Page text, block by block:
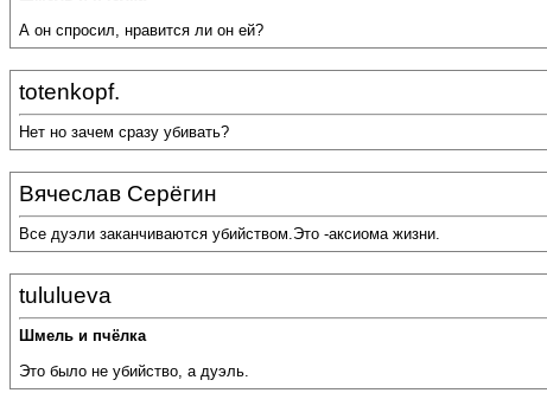
А он спросил, нравится ли он ей?
totenkopf.
Нет но зачем сразу убивать?
Вячеслав Серёгин
Все дуэли заканчиваются убийством.Это -аксиома жизни.
tululueva
Шмель и пчёлка
Это было не убийство, а дуэль.